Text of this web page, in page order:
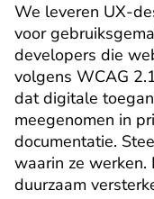
We leveren UX-
voor
developers die
volgens WCAG
dat digitale
meegenomen in
documentatie.
waarin ze
duurzaam